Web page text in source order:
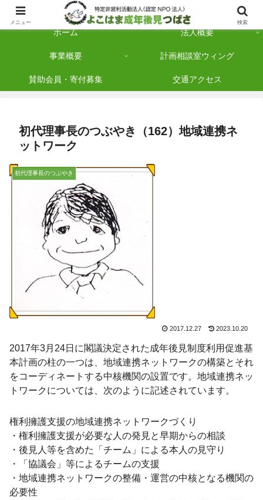
横浜市保土ケ谷区を拠点に「法人後見」を多数手がけている認定NPO法人です
ホーム 法人概要
事業概要 計画相談室ウィング
賛助会員・寄付募集 交通アクセス
初代理事長のつぶやき（162）地域連携ネ
ットワーク
初代理事長のつぶやき
2017.12.27 2023.10.20
2017年3月24日に閣議決定された成年後見制度利用促進基
本計画の柱の一つは、地域連携ネットワークの構築とそれ
をコーディネートする中核機関の設置です。地域連携ネッ
トワークについては、次のように記述されています。
権利擁護支援の地域連携ネットワークづくり
・権利擁護支援が必要な人の発見と早期からの相談
・後見人等を含めた「チーム」による本人の見守り
・「協議会」等によるチームの支援
・地域連携ネットワークの整備・運営の中核となる機関の
必要性
メニュー 検索